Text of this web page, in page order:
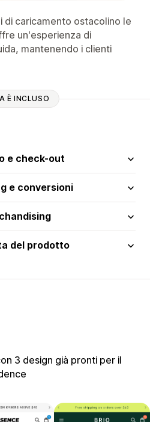
di caricamento ostacolino le
un'esperienza di
mantenendo i clienti
È INCLUSO
e check-out
e conversioni
del prodotto
3 design già pronti per il